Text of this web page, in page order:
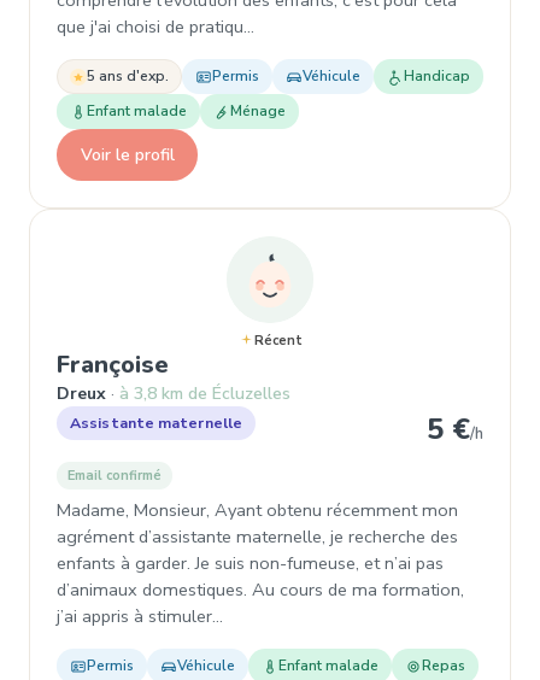
que j'ai choisi de pratiqu…
5 ans d'exp. Permis Véhicule
Handicap
Enfant malade
Ménage
Voir le profil
Récent
Françoise
Dreux à 3,8 km de Écluzelles
Assistante maternelle 5 €/h
Email confirmé
Madame, Monsieur, Ayant obtenu récemment mon
agrément d’assistante maternelle, je recherche des
enfants à garder. Je suis non-fumeuse, et n’ai pas
d’animaux domestiques. Au cours de ma formation,
j’ai appris à stimuler…
Permis Véhicule Enfant malade Repas